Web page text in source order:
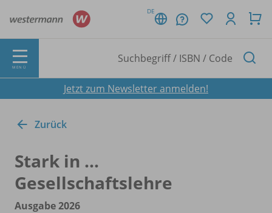
DE
MENÜ
Jetzt zum Newsletter anmelden!
Zurück
Stark in ...
Gesellschaftslehre
Ausgabe 2026